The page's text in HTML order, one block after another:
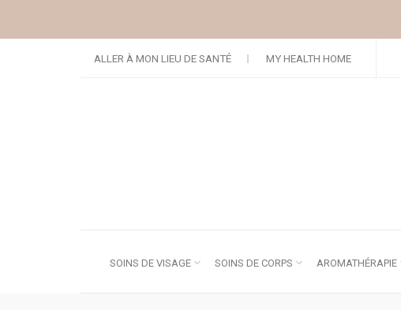
ALLER À MON LIEU DE SANTÉ MY HEALTH HOME
SOINS DE VISAGE SOINS DE CORPS AROMATHÉRAPIE